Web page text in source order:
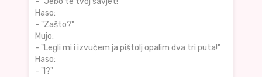
Haso:
- "Zašto?"
Mujo:
- "Legli mi i izvučem ja pištolj opalim dva tri puta!"
Haso:
- "I?"